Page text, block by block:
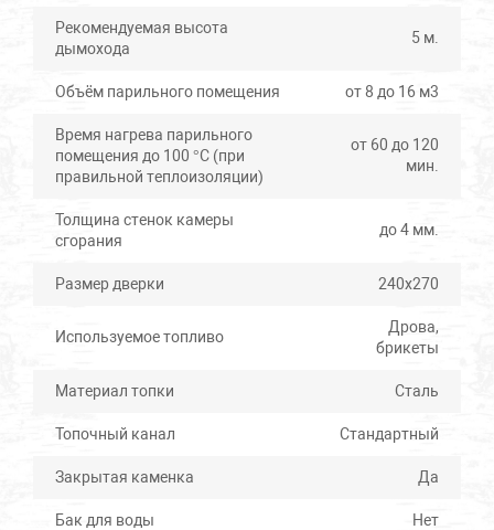
Рекомендуемая высота
дымохода
5 м.
Объём парильного помещения от 8 до 16 м3
Время нагрева парильного
помещения до 100 °С (при
правильной теплоизоляции)
от 60 до 120
мин.
Толщина стенок камеры
сгорания
до 4 мм.
Размер дверки 240х270
Используемое топливо
Дрова,
брикеты
Материал топки Сталь
Топочный канал Стандартный
Закрытая каменка Да
Бак для воды Нет